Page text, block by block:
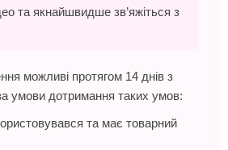
та якнайшвидше зв’яжіться з
можливі протягом 14 днів з
умови дотримання таких умов:
та має товарний